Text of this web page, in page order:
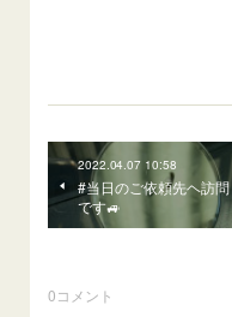
2022.04.07 10:58
#当日のご依頼先ヘ訪問
です🚙
0コメント